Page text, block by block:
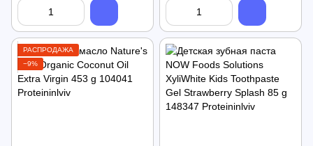
РАСПРОДАЖА
−9%